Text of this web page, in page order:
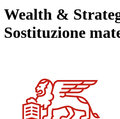
Wealth &
Sostituzione